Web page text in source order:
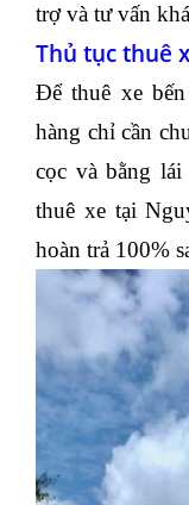
trợ và tư vấn
Thủ tục thuê
Để thuê xe
hàng chỉ cần
cọc và bằng
thuê xe tại
hoàn trả 100%